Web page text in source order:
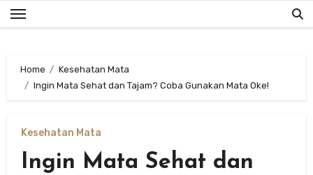
Skip
to
Home
Kesehatan Mata
Ingin Mata Sehat dan Tajam? Coba Gunakan Mata Oke!
Kesehatan Mata
Ingin Mata Sehat dan